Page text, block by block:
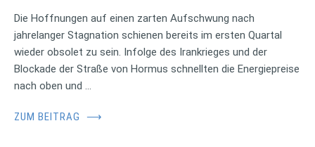
Die Hoffnungen auf einen zarten Aufschwung nach
jahrelanger Stagnation schienen bereits im ersten Quartal
wieder obsolet zu sein. Infolge des Irankrieges und der
Blockade der Straße von Hormus schnellten die Energiepreise
nach oben und …
ZUM BEITRAG ⟶